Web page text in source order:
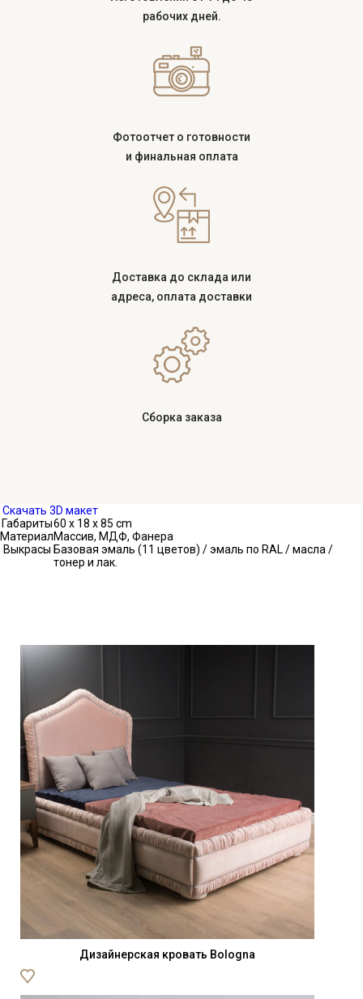
рабочих дней.
Фотоотчет о готовности
и финальная оплата
Доставка до склада или
адреса, оплата доставки
Сборка заказа
Скачать 3D макет
Габариты60 x 18 x 85 cm
МатериалМассив, МДФ, Фанера
Выкрасы Базовая эмаль (11 цветов) / эмаль по RAL / масла /
тонер и лак.
Дизайнерская кровать Bologna